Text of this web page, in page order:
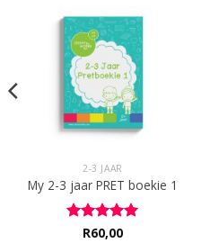
2-3 JAAR
My 2-3 jaar PRET boekie 1
Rated 5
R60,00